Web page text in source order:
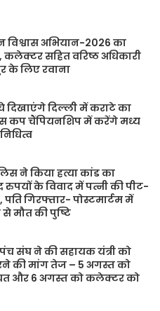
विश्वास अभियान-2026 का
सहित वरिष्ठ अधिकारी
के लिए रवाना
दिखाएंगे दिल्ली में कराटे का
कप चैंपियनशिप में करेंगे मध्य
ने किया हत्या कांड का
के विवाद में पत्नी की पीट-
पति गिरफ्तार- पोस्टमार्टम में
मौत की पुष्टि
संघ ने की सहायक यंत्री को
की मांग तेज – 5 अगस्त को
और 6 अगस्त को कलेक्टर को